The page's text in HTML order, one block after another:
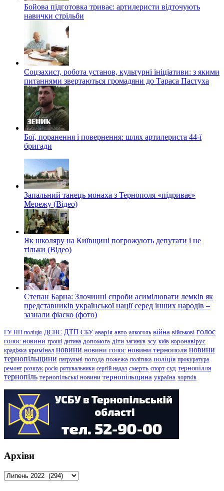
Бойова підготовка триває: артилеристи відточують
навички стрільби
Соцзахист, робота установ, культурні ініціативи: з якими
питаннями звертаються громадяни до Тараса Пастуха
Бої, поранення і повернення: шлях артилериста 44-ї
бригади
Запальний танець монаха з Тернополя «підриває»
Мережу (Відео)
Як школяру на Київщині погрожують депутати і не
тільки (Відео)
Степан Барна: Злочинні спроби асимілювати лемків як
представників української нації серед інших народів –
зазнали фіаско (фото)
ГУ НП поліція ДСНС ДТП СБУ аварія авто алкоголь війна військові голос
голос новини гроші дитина допомога діти загинув зсу київ коронавірус
крадіжка кримінал новини новини голос новини тернополя новини
тернопільщини патрульні погода пожежа політика поліція прокуратура
ремонт розшук росія рятувальники сергій надал смерть спорт суд тернопілля
тернопіль тернопільські новини тернопільщина україна чортків
Архіви
Архіви